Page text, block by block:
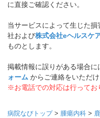
に直接ご確認ください。
当サービスによって生じた
社および株式会社eヘルスケ
ものとします。
掲載情報に誤りがある場合に
ォーム からご連絡をいただ
※お電話での対応は行ってお
病院なびトップ> 腫瘍内科 >